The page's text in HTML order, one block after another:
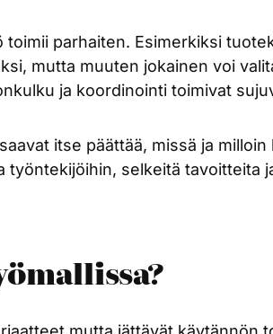
parhaiten. Esimerkiksi
mutta muuten jokainen voi
ja koordinointi toimivat
itse päättää, missä ja
selkeitä tavoitteita